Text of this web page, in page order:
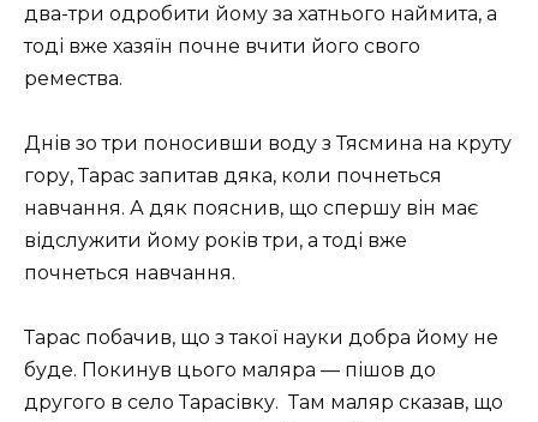
два-три одробити йому за хатнього наймита, а
тоді вже хазяїн почне вчити його свого
ремества.
Днів зо три поносивши воду з Тясмина на круту
гору, Тарас запитав дяка, коли почнеться
навчання. А дяк пояснив, що спершу він має
відслужити йому років три, а тоді вже
почнеться навчання.
Тарас побачив, що з такої науки добра йому не
буде. Покинув цього маляра — пішов до
другого в село Тарасівку. Там маляр сказав, що